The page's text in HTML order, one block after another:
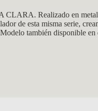
Realizado en metal
de esta misma serie,
también disponible